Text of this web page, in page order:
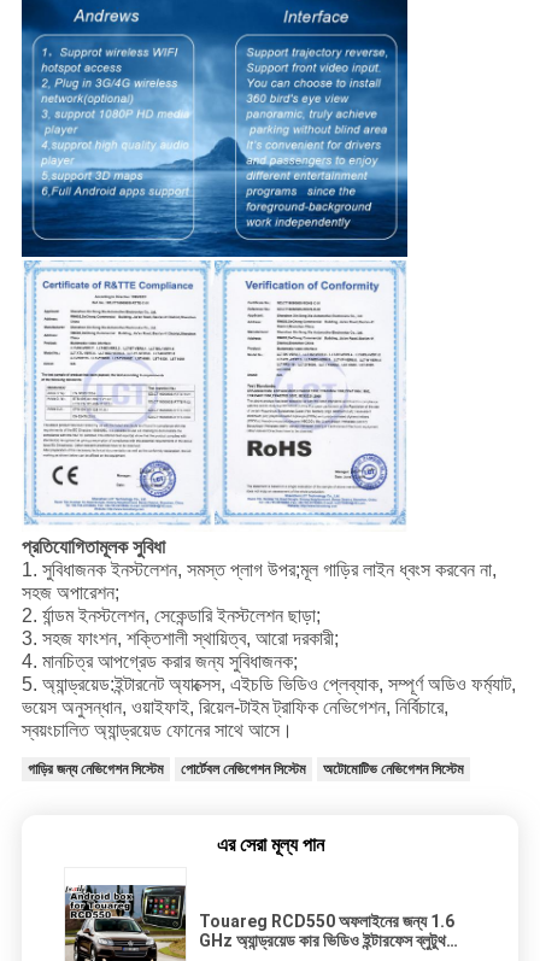
প্রতিযোগিতামূলক সুবিধা
1. সুবিধাজনক ইনস্টলেশন, সমস্ত প্লাগ উপর;মূল গাড়ির লাইন ধ্বংস করবেন না,
সহজ অপারেশন;
2. র্যান্ডম ইনস্টলেশন, সেকেন্ডারি ইনস্টলেশন ছাড়া;
3. সহজ ফাংশন, শক্তিশালী স্থায়িত্ব, আরো দরকারী;
4. মানচিত্র আপগ্রেড করার জন্য সুবিধাজনক;
5. অ্যান্ড্রয়েড:ইন্টারনেট অ্যাক্সেস, এইচডি ভিডিও প্লেব্যাক, সম্পূর্ণ অডিও ফর্ম্যাট,
ভয়েস অনুসন্ধান, ওয়াইফাই, রিয়েল-টাইম ট্রাফিক নেভিগেশন, নির্বিচারে,
স্বয়ংচালিত অ্যান্ড্রয়েড ফোনের সাথে আসে।
গাড়ির জন্য নেভিগেশন সিস্টেম পোর্টেবল নেভিগেশন সিস্টেম অটোমোটিভ নেভিগেশন সিস্টেম
এর সেরা মূল্য পান
Touareg RCD550 অফলাইনের জন্য 1.6
GHz অ্যান্ড্রয়েড কার ভিডিও ইন্টারফেস ব্লুটুথ